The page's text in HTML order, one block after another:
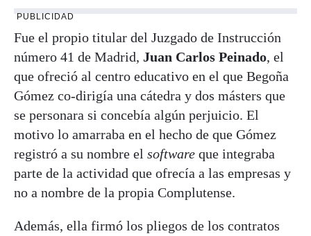
PUBLICIDAD
Fue el propio titular del Juzgado de Instrucción
número 41 de Madrid, Juan Carlos Peinado, el
que ofreció al centro educativo en el que Begoña
Gómez co-dirigía una cátedra y dos másters que
se personara si concebía algún perjuicio. El
motivo lo amarraba en el hecho de que Gómez
registró a su nombre el software que integraba
parte de la actividad que ofrecía a las empresas y
no a nombre de la propia Complutense.
Además, ella firmó los pliegos de los contratos